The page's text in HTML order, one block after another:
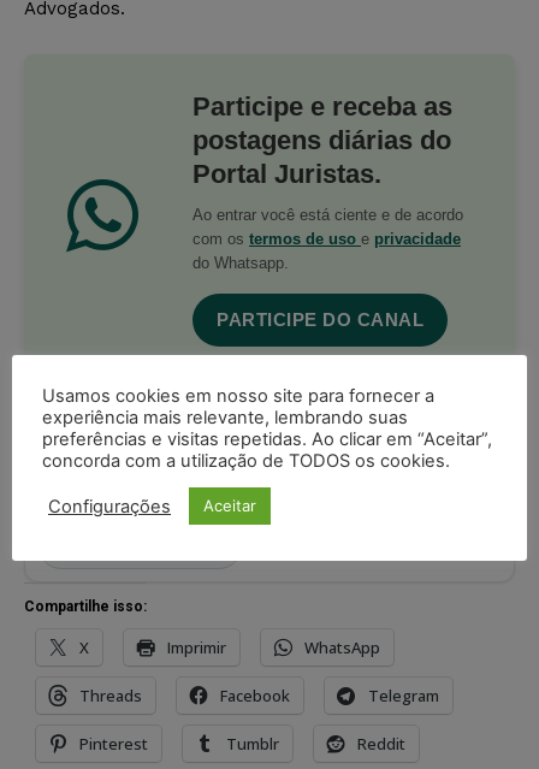
Advogados.
Participe e receba as
postagens diárias do
Portal Juristas.
Ao entrar você está ciente e de acordo
com os termos de uso e privacidade
do Whatsapp.
PARTICIPE DO CANAL
receba as principais notícias jurídicas do Brasil
Compartilhe isso:
X Imprimir WhatsApp
Threads Facebook Telegram
Pinterest Tumblr Reddit
Usamos cookies em nosso site para fornecer a
experiência mais relevante, lembrando suas
preferências e visitas repetidas. Ao clicar em “Aceitar”,
concorda com a utilização de TODOS os cookies.
Configurações Aceitar